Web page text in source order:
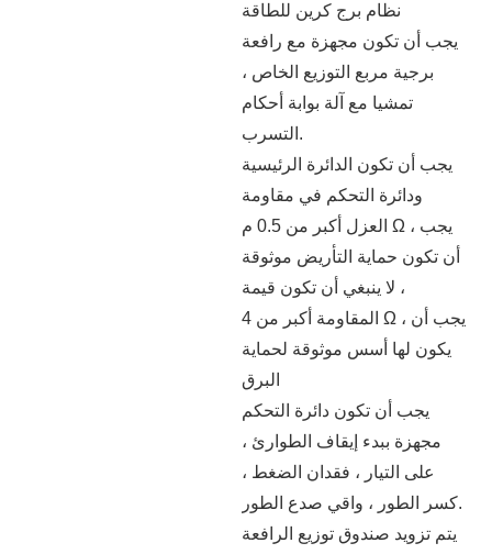
نظام برج كرين للطاقة
يجب أن تكون مجهزة مع رافعة
برجية مربع التوزيع الخاص ،
تمشيا مع آلة بوابة أحكام
التسرب.
يجب أن تكون الدائرة الرئيسية
ودائرة التحكم في مقاومة
العزل أكبر من 0.5 م Ω ، يجب
أن تكون حماية التأريض موثوقة
، لا ينبغي أن تكون قيمة
المقاومة أكبر من 4 Ω ، يجب أن
يكون لها أسس موثوقة لحماية
البرق
يجب أن تكون دائرة التحكم
مجهزة ببدء إيقاف الطوارئ ،
على التيار ، فقدان الضغط ،
كسر الطور ، واقي صدع الطور.
يتم تزويد صندوق توزيع الرافعة